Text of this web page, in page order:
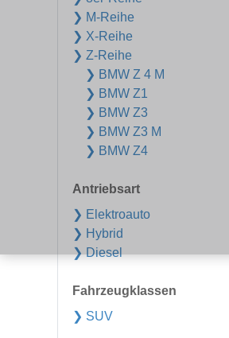
❯ M-Reihe
❯ X-Reihe
❯ Z-Reihe
❯ BMW Z 4 M
❯ BMW Z1
❯ BMW Z3
❯ BMW Z3 M
❯ BMW Z4
Antriebsart
❯ Elektroauto
❯ Hybrid
❯ Diesel
Fahrzeugklassen
❯ SUV